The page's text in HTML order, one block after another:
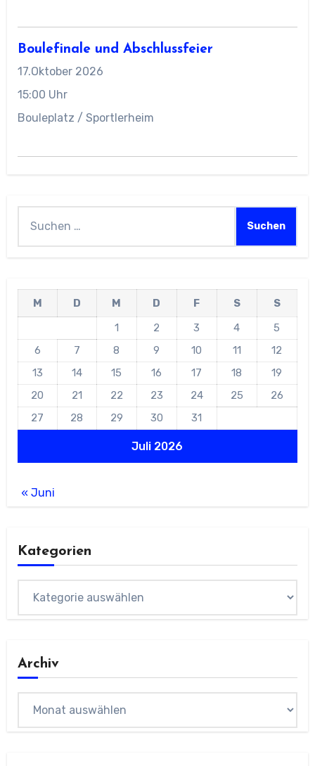
Boulefinale und Abschlussfeier
17.Oktober 2026
15:00 Uhr
Bouleplatz / Sportlerheim
nach:
Juli 2026
M D M D F S
S
1
2 3 4
5
6
7 8 9 10 11
12
13
14 15 16 17 18
19
20
21 22 23 24 25
26
27
28 29 30 31
« Juni
Kategorien
Archiv